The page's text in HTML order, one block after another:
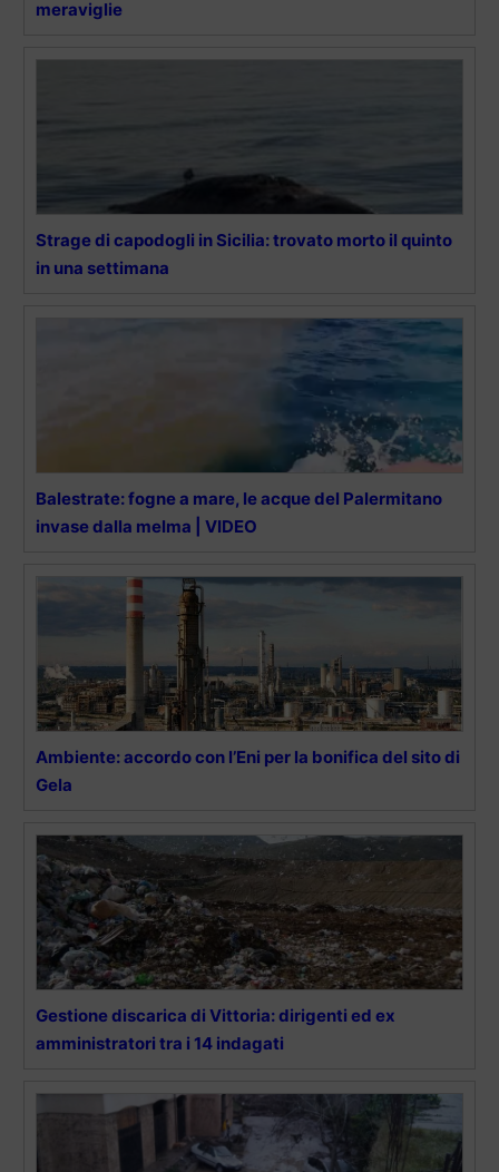
meraviglie
Strage di capodogli in Sicilia: trovato morto il quinto
in una settimana
Balestrate: fogne a mare, le acque del Palermitano
invase dalla melma | VIDEO
Ambiente: accordo con l’Eni per la bonifica del sito di
Gela
Gestione discarica di Vittoria: dirigenti ed ex
amministratori tra i 14 indagati